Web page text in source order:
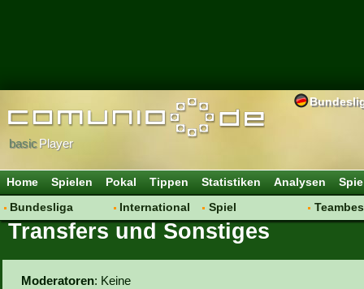
basicPlayer
Home Spielen Pokal Tippen Statistiken Analysen
Bundesliga
Hot News
Spielanalyse
International
Vereine
Spiel
Regeln & Tipps
Transfers und Sonstiges
Moderatoren: Keine